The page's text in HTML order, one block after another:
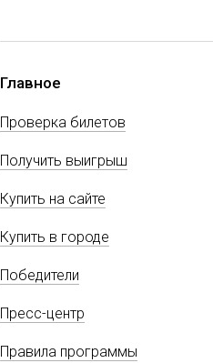
Главное
Проверка билетов
Получить выигрыш
Купить на сайте
Купить в городе
Победители
Пресс-центр
Правила программы